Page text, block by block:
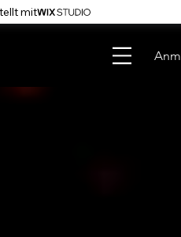
mit